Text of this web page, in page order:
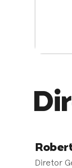
Diretor